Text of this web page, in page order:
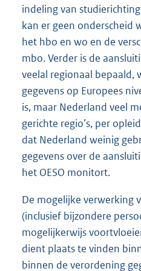
indeling van
kan er geen onderscheid
het hbo en wo en de
mbo. Verder is de
veelal regionaal bepaald,
gegevens op Europees
is, maar Nederland veel
gerichte regio’s, per
dat Nederland weinig
gegevens over de
het OESO monitort.
De mogelijke verwerking
(inclusief bijzondere
mogelijkerwijs
dient plaats te vinden
binnen de verordening